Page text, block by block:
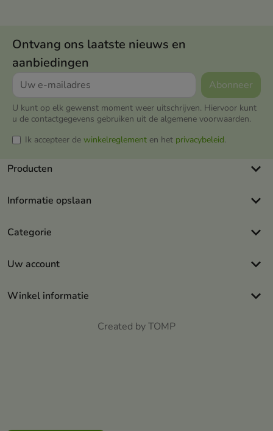
Ontvang ons laatste nieuws en
aanbiedingen
U kunt op elk gewenst moment weer uitschrijven. Hiervoor kunt
u de contactgegevens gebruiken uit de algemene voorwaarden.
Ik accepteer de winkelreglement en het privacybeleid.
Producten keyboard_arrow_down
Informatie opslaan keyboard_arrow_down
Categorie keyboard_arrow_down
Uw account keyboard_arrow_down
Winkel informatie keyboard_arrow_down
Created by TOMP